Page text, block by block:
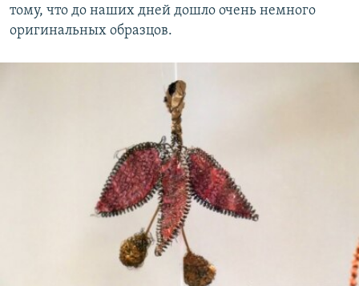
тому, что до наших дней дошло очень немного
оригинальных образцов.